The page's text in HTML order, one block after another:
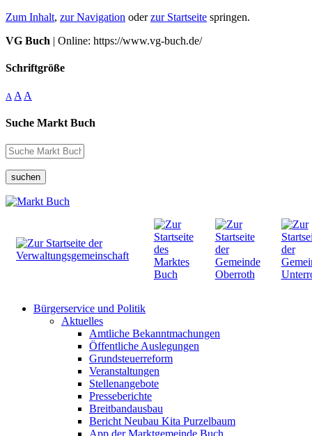
Zum Inhalt, zur Navigation oderzur Startseite springen.
VG Buch | Online: https://www.vg-buch.de/
Schriftgröße
A A A
Suche Markt Buch
suchen
Bürgerservice und Politik
Aktuelles
Amtliche Bekanntmachungen
Öffentliche Auslegungen
Grundsteuerreform
Veranstaltungen
Stellenangebote
Presseberichte
Breitbandausbau
Bericht Neubau Kita Purzelbaum
App der Marktgemeinde Buch